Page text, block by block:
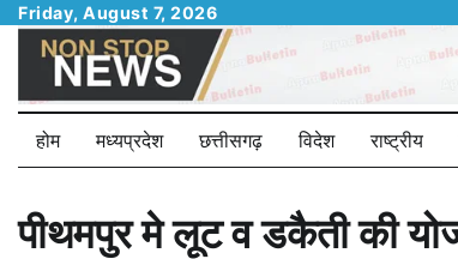
Skip
content
Friday, August 7, 2026
होम मध्यप्रदेश छत्तीसगढ़ विदेश राष्ट्रीय
पीथमपुर मे लूट व डकैती की